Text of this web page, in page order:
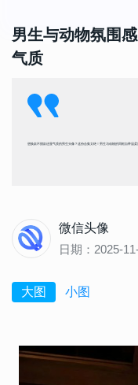
男生与动物氛围
气质
想换款不撞款还显气质的男生头像？这份合集太绝！男生与动物的同框自带温
微信头像
日期：2025-
大图 小图